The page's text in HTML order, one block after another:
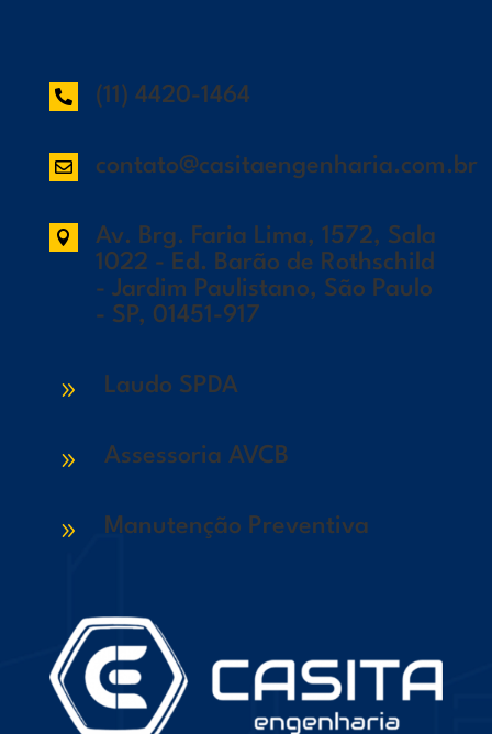
 (11) 4420-1464
 contato@casitaengenharia.com.br

Av. Brg. Faria Lima, 1572, Sala
1022 - Ed. Barão de Rothschild
- Jardim Paulistano, São Paulo
- SP, 01451-917
9 Laudo SPDA
9 Assessoria AVCB
9 Manutenção Preventiva